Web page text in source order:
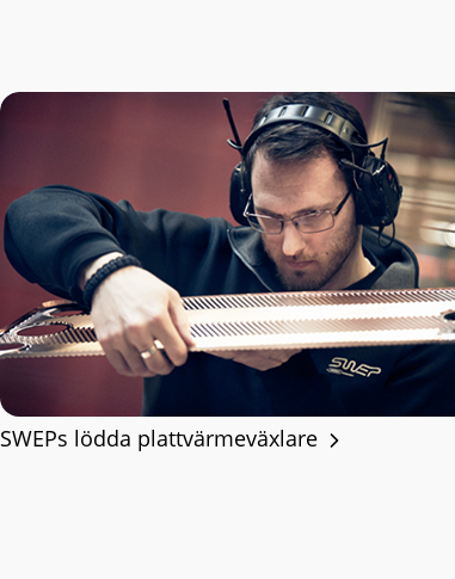
SWEPs lödda plattvärmeväxlare